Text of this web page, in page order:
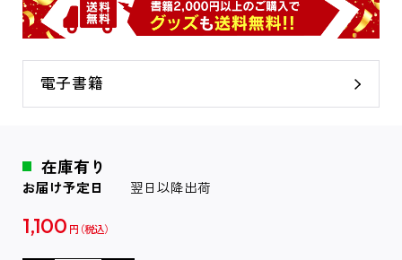
電子書籍
在庫有り
お届け予定日 翌日以降出荷
1,100 円